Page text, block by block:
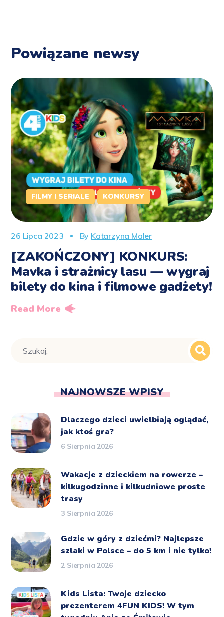
Powiązane newsy
FILMY I SERIALE KONKURSY
26 Lipca 2023 By Katarzyna Maler
[ZAKOŃCZONY] KONKURS:
Mavka i strażnicy lasu — wygraj
bilety do kina i filmowe gadżety!
Read More
NAJNOWSZE WPISY
Dlaczego dzieci uwielbiają oglądać,
jak ktoś gra?
6 Sierpnia 2026
Wakacje z dzieckiem na rowerze –
kilkugodzinne i kilkudniowe proste
trasy
3 Sierpnia 2026
Gdzie w góry z dziećmi? Najlepsze
szlaki w Polsce – do 5 km i nie tylko!
2 Sierpnia 2026
Kids Lista: Twoje dziecko
prezenterem 4FUN KIDS! W tym